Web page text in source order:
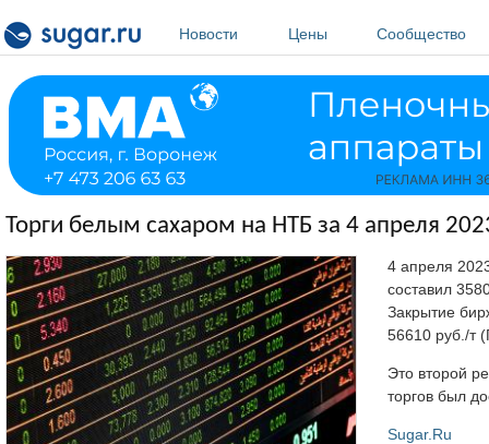
Новости
Цены Сообщество
Торги белым сахаром на НТБ за 4 апреля
4 апреля
составил
Закрытие
56610 руб./т
Это второй
торгов был
Sugar.Ru